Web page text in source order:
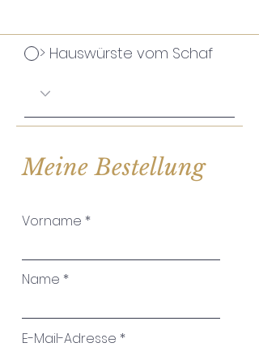
> Hauswürste vom Schaf
Meine Bestellung
Vorname
Name
E-Mail-Adresse